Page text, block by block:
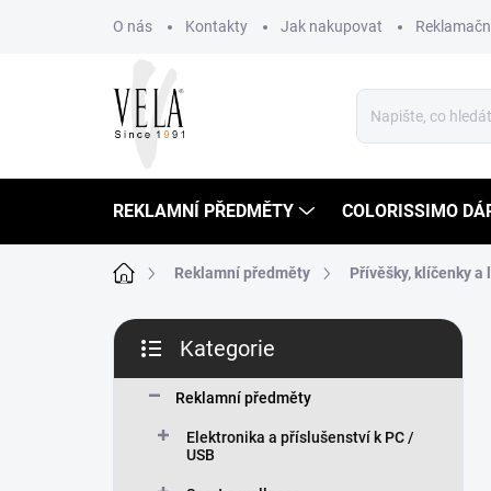
O nás Kontakty Jak nakupovat
REKLAMNÍ PŘEDMĚTY COLORISSIMO
Domů Reklamní předměty Přívěšky, klíčenky a
P
s
kategorie
Kategorie
Reklamní předměty
Elektronika a příslušenství k PC /
USB